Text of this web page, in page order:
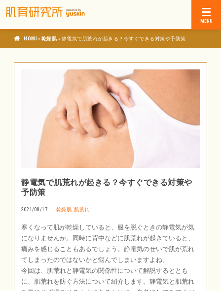
肌育研究所
» 乾燥肌 » 静電気で肌荒れが起きる？今すぐできる対策や予防策
静電気で肌荒れが起きる？今すぐできる対策や
予防策
2021/08/17 乾燥肌 肌荒れ
寒くなって肌が乾燥していると、服を脱ぐときの静電気が気
になりませんか。同時に背中などに肌荒れが起きていると、
痛みを感じることもあるでしょう。静電気のせいで肌が荒れ
てしまったのではないかと悩んでしまいますよね。
今回は、肌荒れと静電気の関係性について解説するととも
に、肌荒れを防ぐ方法について紹介します。静電気と肌荒れ